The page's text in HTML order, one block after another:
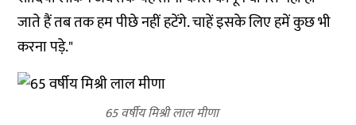
जाते हैं तब तक हम पीछे नहीं हटेंगे. चाहें इसके लिए हमें कुछ भी
करना पड़े."
65 वर्षीय मिश्री लाल मीणा